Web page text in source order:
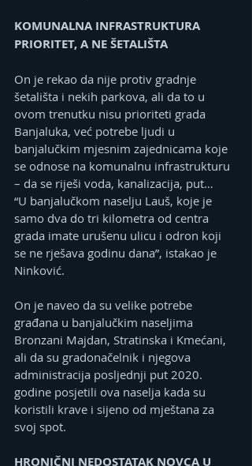
KOMUNALNA INFRASTRUKTURA
PRIORITET, A NE ŠETALIŠTA
On je rekao da nije protiv gradnje
šetališta i nekih parkova, ali da to u
ovom trenutku nisu prioriteti grada
Banjaluka, već potrebe ljudi u
banjalučkim mjesnim zajednicama koje
se odnose na komunalnu infrastrukturu
– da se riješi voda, kanalizacija, put…
“U banjalučkom naselju Lauš, koje je
samo dva do tri kilometra od centra
grada imate urušenu ulicu i odron koji
se ne rješava godinu dana”, istakao je
Ninković.
On je naveo da su velike potrebe
građana u banjalučkim naseljima
Bronzani Majdan, Stratinska i Kmećani,
ali da su gradonačelnik i njegova
administracija posljednji put 2020.
godine posjetili ova naselja kada su
koristili krave i sijeno od mještana za
svoj spot.
HRONIČNI NEDOSTATAK NOVCA U